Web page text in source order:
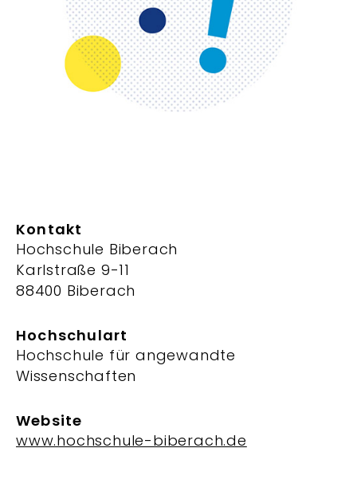
Kontakt
Hochschule Biberach
Karlstraße 9-11
88400 Biberach
Hochschulart
Hochschule für angewandte
Wissenschaften
Website
www.hochschule-biberach.de